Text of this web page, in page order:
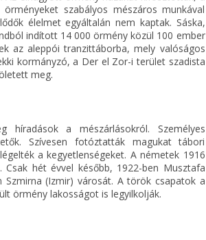
szabályos mészáros munkával
élelmet egyáltalán nem kaptak. Sáska,
indított 14 000 örmény közül 100 ember
az aleppói tranzittáborba, mely valóságos
kormányzó, a Der el Zor-i terület szadista
meg.
a mészárlásokról. Személyes
Szívesen fotóztatták magukat tábori
a kegyetlenségeket. A németek 1916
hét évvel később, 1922-ben Musztafa
(Izmir) városát. A török csapatok a
örmény lakosságot is legyilkolják.